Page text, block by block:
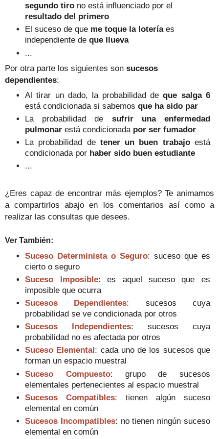
segundo tiro no está influenciado por el
resultado del primero
El suceso de que me toque la loteríaes
independiente deque llueva
Por otra parte los siguientes son sucesos
dependientes:
Al tirar un dado, la probabilidad deque salga 6
está condicionada si sabemosque ha sido par
La probabilidad de sufrir una enfermedad
pulmonarestá condicionada porser fumador
La probabilidad de tener un buen trabajo está
condicionada por haber sido buen estudiante
...
¿Eres capaz de encontrar más ejemplos? Te animamos
a compartirlos abajo en los comentarios así como a
realizar las consultas que desees.
Ver También:
Suceso Determinista o Seguro: suceso que es
cierto o seguro
Suceso Imposible: es aquel suceso que es
imposible que ocurra
Sucesos Dependientes: sucesos cuya
probabilidad se ve condicionada por otros
Sucesos Independientes: sucesos cuya
probabilidad no es afectada por otros
Suceso Elemental : cada uno de los sucesos que
forman un espacio muestral
Suceso Compuesto: grupo de sucesos
elementales pertenecientes al espacio muestral
Sucesos Compatibles: tienen algún suceso
elemental en común
Sucesos Incompatibles: no tienen ningún suceso
elemental en común